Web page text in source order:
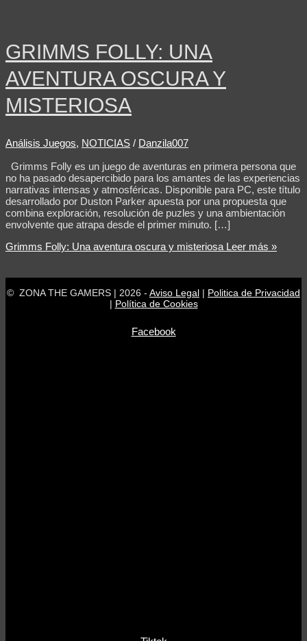
GRIMMS FOLLY: UNA
AVENTURA OSCURA Y
MISTERIOSA
Análisis Juegos, NOTICIAS / Danzila007
Grimms Folly es un juego de aventuras en primera persona que
no ha pasado desapercibido para los amantes de las experiencias
narrativas intensas y atmosféricas. Disponible para PC, este título
desarrollado por Duston Parker apuesta por una propuesta que
combina exploración, resolución de puzles y una ambientación
envolvente que atrapa desde el primer minuto. […]
Grimms Folly: Una aventura oscura y misteriosa Leer más »
© ZONA THE GAMERS | 2026 - Aviso Legal | Politica de Privacidad
| Política de Cookies
Facebook